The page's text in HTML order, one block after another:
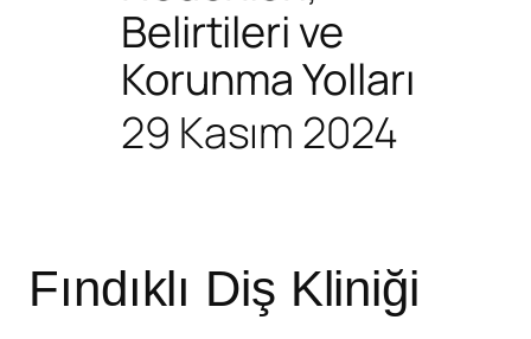
Belirtileri ve
Korunma Yolları
29 Kasım 2024
Fındıklı Diş Kliniği